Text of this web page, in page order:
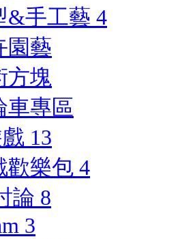
&手工藝 4
園藝
方塊
車專區
13
歡樂包 4
論 8
3